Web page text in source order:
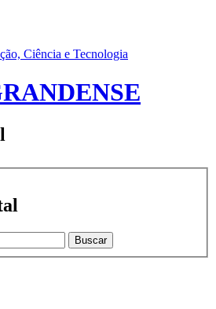
Ciência e Tecnologia
Buscar